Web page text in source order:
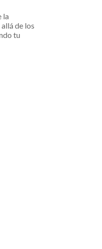
la
de los
tu